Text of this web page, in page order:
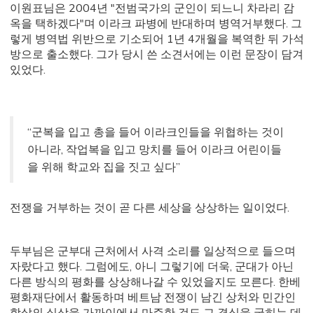
이원표님은 2004년 "전범국가의 군인이 되느니 차라리 감
옥을 택하겠다"며 이라크 파병에 반대하며 병역거부했다. 그
렇게 병역법 위반으로 기소되어 1년 4개월을 복역한 뒤 가석
방으로 출소했다. 그가 당시 쓴 소견서에는 이런 문장이 담겨
있었다.
“군복을 입고 총을 들어 이라크인들을 위협하는 것이
아니라, 작업복을 입고 망치를 들어 이라크 어린이들
을 위해 학교와 집을 짓고 싶다”
전쟁을 거부하는 것이 곧 다른 세상을 상상하는 일이었다.
두부님은 군부대 근처에서 사격 소리를 일상적으로 들으며
자랐다고 했다. 그럼에도, 아니 그렇기에 더욱, 군대가 아닌
다른 방식의 평화를 상상해나갈 수 있었을지도 모른다. 한베
평화재단에서 활동하며 베트남 전쟁이 남긴 상처와 민간인